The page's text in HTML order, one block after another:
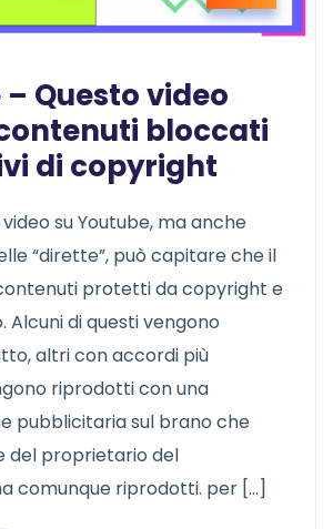
Questo video
bloccati
di copyright
su Youtube, ma anche
“dirette”, può capitare che il
protetti da copyright e
Alcuni di questi vengono
altri con accordi più
riprodotti con una
pubblicitaria sul brano che
del proprietario del
comunque riprodotti. per […]